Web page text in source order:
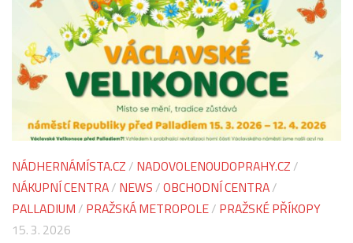
NÁDHERNÁMÍSTA.CZ / NADOVOLENOUDOPRAHY.CZ /
NÁKUPNÍ CENTRA/ NEWS /OBCHODNÍ CENTRA/
PALLADIUM / PRAŽSKÁ METROPOLE/ PRAŽSKÉ PŘÍKOPY
15. 3. 2026